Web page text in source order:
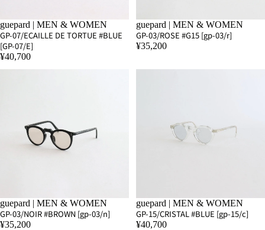
SOLD OUT
guepard | MEN & WOMEN
GP-07/ECAILLE DE TORTUE #BLUE
[GP-07/E]
¥40,700
SOLD OUT
guepard | MEN & WOMEN
GP-03/ROSE #G15 [gp-03/r]
¥35,200
SOLD OUT
guepard | MEN & WOMEN
GP-03/NOIR #BROWN [gp-03/n]
¥35,200
guepard | MEN & WOMEN
GP-15/CRISTAL #BLUE [gp-15/c]
¥40,700